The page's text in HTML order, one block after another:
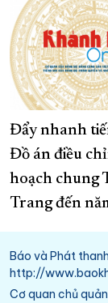
Đẩy nhanh
Đồ án điều
hoạch chung
Trang đến
Báo và Phát
http://
Cơ quan chủ